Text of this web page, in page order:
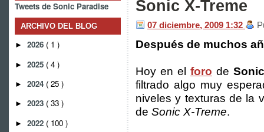
Tweets de Sonic Paradise
ARCHIVO DEL BLOG
► 2026 ( 1 )
► 2025 ( 4 )
► 2024 ( 25 )
► 2023 ( 33 )
► 2022 ( 100 )
Sonic X-Treme
07 diciembre, 2009 1:32
Después de muchos
Hoy en el foro de
filtrado algo muy
niveles y texturas de la
de Sonic X-Treme.